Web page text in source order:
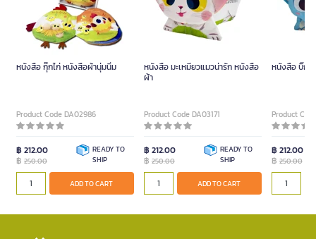
หนังสือ กุ๊กไก่ หนังสือผ้านุ่มนิ่ม
Product Code DA02986
฿ 212.00
฿ 250.00
READY TO
SHIP
ADD TO CART
หนังสือ มะเหมียวแมวน่ารัก หนังสือ
ผ้า
Product Code DA03171
฿ 212.00
฿ 250.00
READY TO
SHIP
ADD TO CART
หนังสือ บิ๊กเ
Product
฿ 212.00
฿250.00